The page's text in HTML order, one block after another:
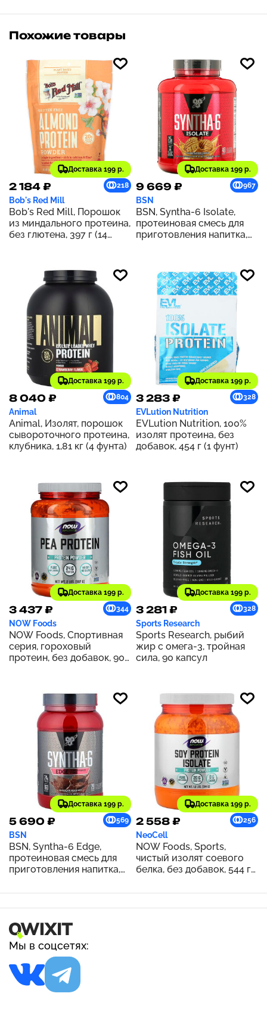
Похожие товары
Доставка 199 р.
2 184 ₽ 218
Bob's Red Mill
Bob's Red Mill, Порошок
из миндального протеина,
без глютена, 397 г (14
Доставка 199 р.
9 669 ₽ 967
BSN
BSN, Syntha-6 Isolate,
протеиновая смесь для
приготовления напитка,
Доставка 199 р.
8 040 ₽ 804
Animal
Animal, Изолят, порошок
сывороточного протеина,
клубника, 1,81 кг (4 фунта)
Доставка 199 р.
3 283 ₽ 328
EVLution Nutrition
EVLution Nutrition, 100%
изолят протеина, без
добавок, 454 г (1 фунт)
Доставка 199 р.
3 437 ₽ 344
NOW Foods
NOW Foods, Спортивная
серия, гороховый
протеин, без добавок, 907
Доставка 199 р.
3 281 ₽ 328
Sports Research
Sports Research, рыбий
жир с омега-3, тройная
сила, 90 капсул
Доставка 199 р.
5 690 ₽ 569
BSN
BSN, Syntha-6 Edge,
протеиновая смесь для
приготовления напитка,
коктейль, 1,12 кг (2,47
Доставка 199 р.
2 558 ₽ 256
NeoCell
NOW Foods, Sports,
чистый изолят соевого
белка, без добавок, 544 г
Мы в соцсетях: